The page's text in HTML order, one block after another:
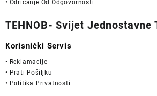
• Odricanje Od Odgovornosti
TEHNOB- Svijet Jednostavne
Korisnički Servis
• Reklamacije
• Prati Pošiljku
• Politika Privatnosti